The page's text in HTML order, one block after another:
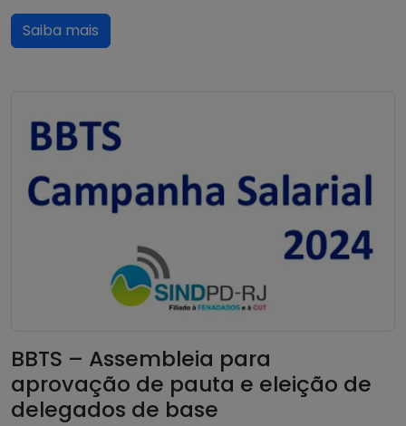
Saiba mais
BBTS – Assembleia para
aprovação de pauta e eleição de
delegados de base